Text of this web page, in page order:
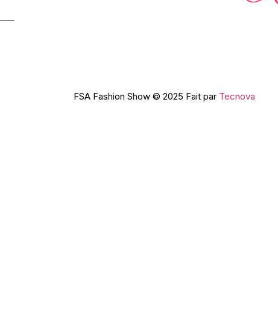
FSA Fashion Show © 2025 Fait par Tecnova